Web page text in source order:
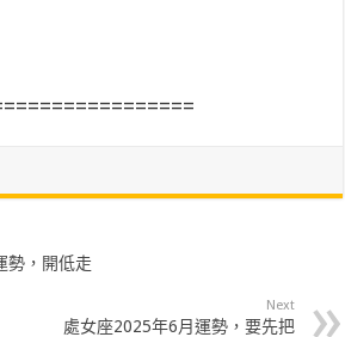
勢，開低走
Next
處女座2025年6月運勢，要先把